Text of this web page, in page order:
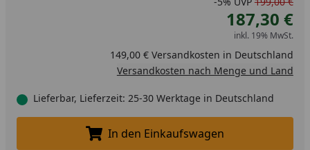
187,30 €
inkl. 19% MwSt.
149,00 € Versandkosten in Deutschland
Versandkosten nach Menge und Land
Lieferbar, Lieferzeit: 25-30 Werktage in Deutschland
In den Einkaufswagen legen
In den Einkaufswagen